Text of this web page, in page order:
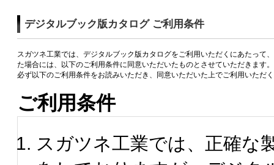
デジタルブック版カタログ ご利用条件
スガツネ工業では、デジタルブック版カタログをご利用いただくにあたっ
た場合には、以下のご利用条件に同意いただいたものとさせていただきます。
必ず以下のご利用条件をお読みいただき、同意いただいた上でご利用いただ
ご利用条件
スガツネ工業では、正確な